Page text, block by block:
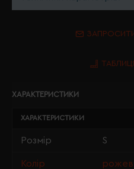
ХАРАКТЕРИСТИКИ
ХАРАКТЕРИСТИКИ
Розмір S
Колір